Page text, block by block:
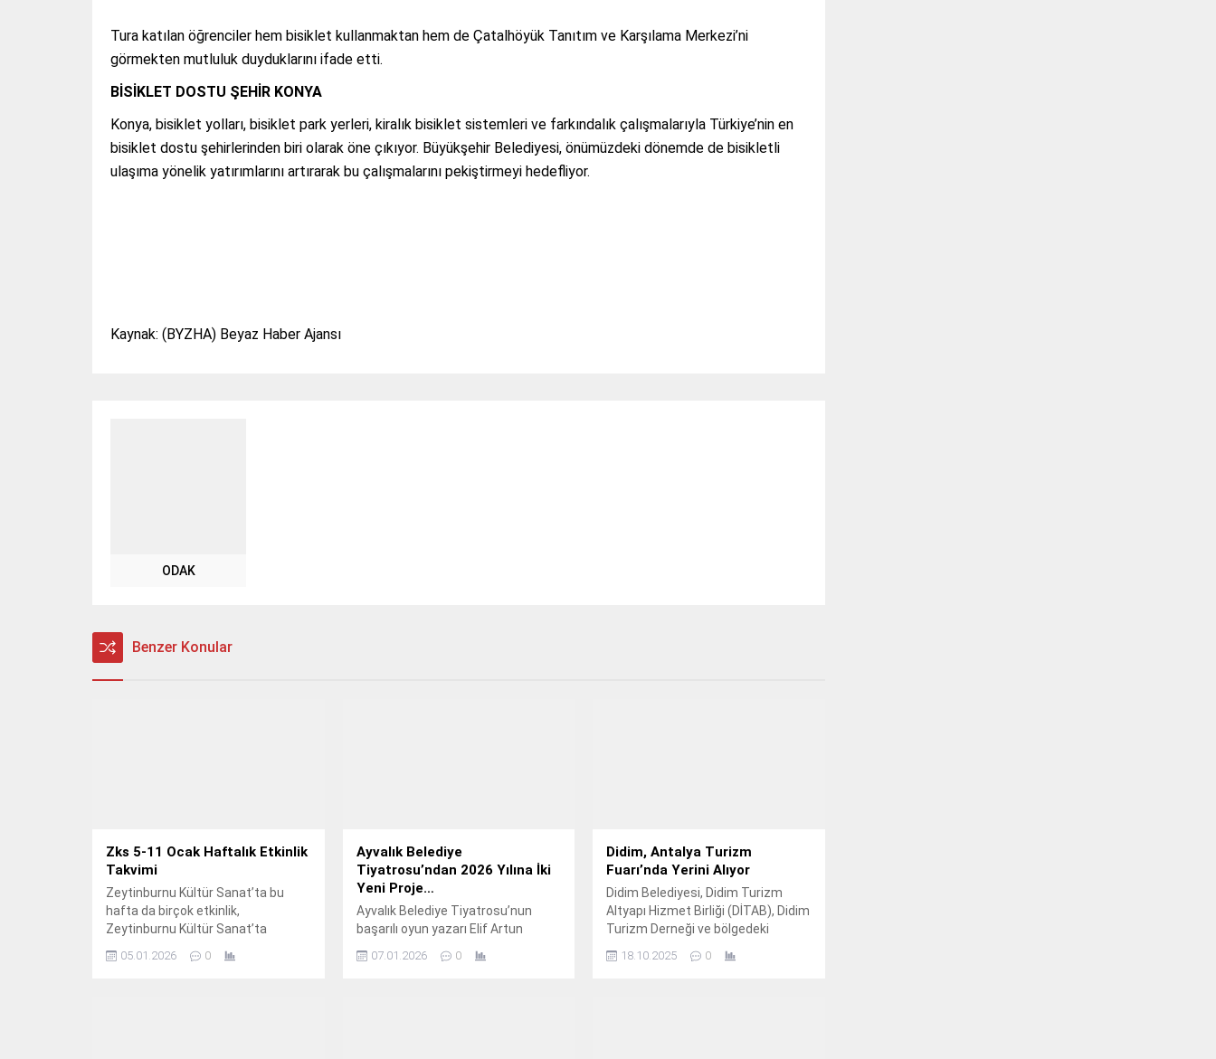
Tura katılan öğrenciler hem bisiklet kullanmaktan hem de Çatalhöyük Tanıtım ve Karşılama Merkezi’ni
görmekten mutluluk duyduklarını ifade etti.
BİSİKLET DOSTU ŞEHİR KONYA
Konya, bisiklet yolları, bisiklet park yerleri, kiralık bisiklet sistemleri ve farkındalık çalışmalarıyla Türkiye’nin en
bisiklet dostu şehirlerinden biri olarak öne çıkıyor. Büyükşehir Belediyesi, önümüzdeki dönemde de bisikletli
ulaşıma yönelik yatırımlarını artırarak bu çalışmalarını pekiştirmeyi hedefliyor.
Kaynak: (BYZHA) Beyaz Haber Ajansı
ODAK
Benzer Konular
Zks 5-11 Ocak Haftalık Etkinlik
Takvimi
Zeytinburnu Kültür Sanat’ta bu
hafta da birçok etkinlik,
Zeytinburnu Kültür Sanat’ta
sanatseverleri bekliyor.
05.01.2026 0
Ayvalık Belediye
Tiyatrosu’ndan 2026 Yılına İki
Yeni Proje…
Ayvalık Belediye Tiyatrosu’nun
başarılı oyun yazarı Elif Artun
Yüksel’in kaleme aldığı ve
yönetmenliğini üstlendiği Tobi ve
07.01.2026 0
Didim, Antalya Turizm
Fuarı’nda Yerini Alıyor
Didim Belediyesi, Didim Turizm
Altyapı Hizmet Birliği (DİTAB), Didim
Turizm Derneği ve bölgedeki
otellerin iş birliğiyle hazırlanan
Didim standı, bu yıl 22-23-24 Ekim
18.10.2025 0